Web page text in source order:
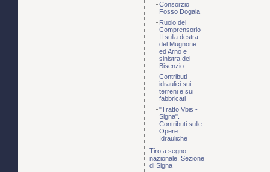
Consorzio
Fosso Dogaia
Ruolo del
Comprensorio
II sulla destra
del Mugnone
ed Arno e
sinistra del
Bisenzio
Contributi
idraulici sui
terreni e sui
fabbricati
"Tratto Vbis -
Signa".
Contributi sulle
Opere
Idrauliche
Tiro a segno
nazionale. Sezione
di Signa